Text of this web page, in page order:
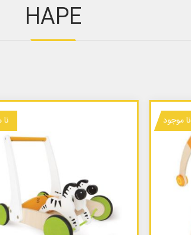
HAPE
نا موجود